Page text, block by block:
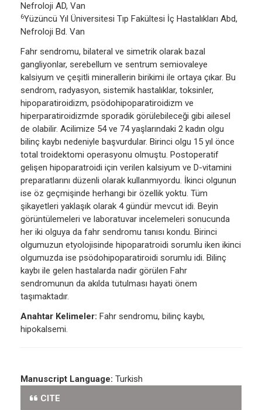
Nefroloji AD, Van
6Yüzüncü Yıl Üniversitesi Tıp Fakültesi İç Hastalıkları Abd,
Nefroloji Bd. Van
Fahr sendromu, bilateral ve simetrik olarak bazal
gangliyonlar, serebellum ve sentrum semiovaleye
kalsiyum ve çeşitli minerallerin birikimi ile ortaya çıkar. Bu
sendrom, radyasyon, sistemik hastalıklar, toksinler,
hipoparatiroidizm, psödohipoparatiroidizm ve
hiperparatiroidizmde sporadik görülebileceği gibi ailesel
de olabilir. Acilimize 54 ve 74 yaşlarındaki 2 kadın olgu
bilinç kaybı nedeniyle başvurdular. Birinci olgu 15 yıl önce
total troidektomi operasyonu olmuştu. Postoperatif
gelişen hipoparatroidi için verilen kalsiyum ve D-vitamini
preparatlarını düzenli olarak kullanmıyordu. İkinci olgunun
ise öz geçmişinde herhangi bir özellik yoktu. Tüm
şikayetleri yaklaşık olarak 4 gündür mevcut idi. Beyin
görüntülemeleri ve laboratuvar incelemeleri sonucunda
her iki olguya da fahr sendromu tanısı kondu. Birinci
olgumuzun etyolojisinde hipoparatroidi sorumlu iken ikinci
olgumuzda ise psödohipoparatiroidi sorumlu idi. Bilinç
kaybı ile gelen hastalarda nadir görülen Fahr
sendromunun da akılda tutulması hayati önem
taşımaktadır.
Anahtar Kelimeler: Fahr sendromu, bilinç kaybı,
hipokalsemi.
Manuscript Language: Turkish
CITE